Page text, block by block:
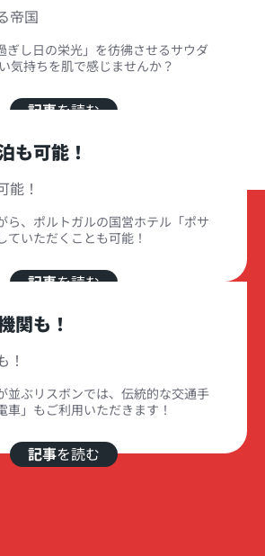
ぎし日の栄光」を彷彿させるサウダ
気持ちを肌で感じませんか？
記事を読む
も可能！
ら、ポルトガルの国営ホテル「ポサ
ていただくことも可能！
記事を読む
関も！
並ぶリスボンでは、伝統的な交通手
車」もご利用いただきます！
記事を読む